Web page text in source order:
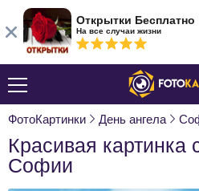
ФотоКартинки День ангела
Красивая картинка
Софии
Открытки Бесплатно
На все случаи жизни